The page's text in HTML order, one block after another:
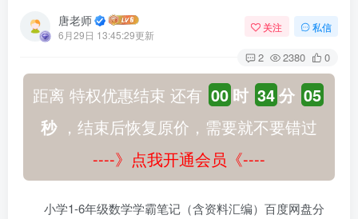
唐老师
6月29日 13:45:29更新
关注 私信
2 2380 0
距离 特权优惠结束 还有 00 时 34分 04
秒，结束后恢复原价，需要就不要错过
----》点我开通会员《----
小学1-6年级数学学霸笔记（含资料汇编）百度网盘分